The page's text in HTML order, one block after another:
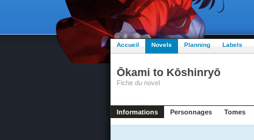
Accueil Novels Planning Labels
Ōkami to Kōshinryō
Fiche du novel
Informations Personnages Tomes